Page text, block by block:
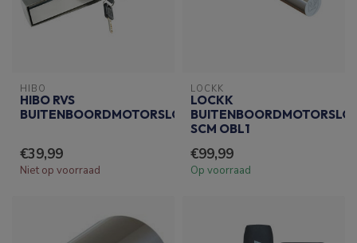
HIBO
HIBO RVS
BUITENBOORDMOTORSLOT
€39,99
Niet op voorraad
LOCKK
LOCKK
SCM OBL1
€99,99
Op voorraad